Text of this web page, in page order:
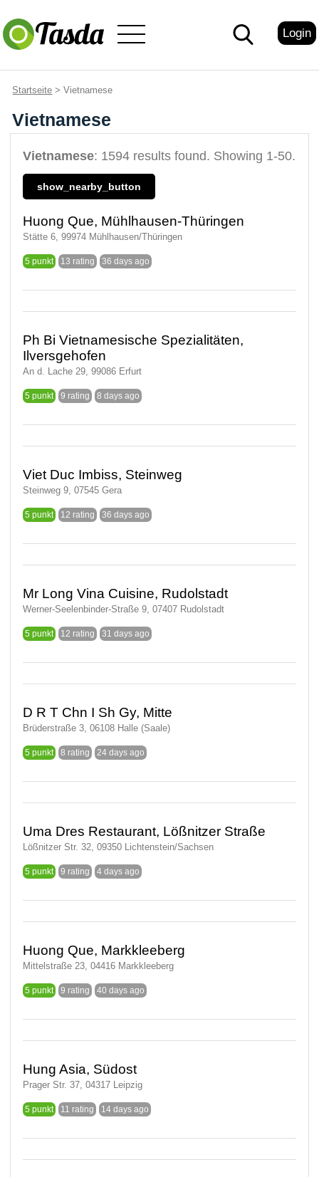
Login
Startseite > Vietnamese
Vietnamese
Vietnamese: 1594 results found. Showing 1-50.
show_nearby_button
Huong Que, Mühlhausen-Thüringen
Stätte 6, 99974 Mühlhausen/Thüringen
5 punkt 13 rating 36 days ago
Ph Bi Vietnamesische Spezialitäten,
Ilversgehofen
An d. Lache 29, 99086 Erfurt
5 punkt 9 rating 8 days ago
Viet Duc Imbiss, Steinweg
Steinweg 9, 07545 Gera
5 punkt 12 rating 36 days ago
Mr Long Vina Cuisine, Rudolstadt
Werner-Seelenbinder-Straße 9, 07407 Rudolstadt
5 punkt 12 rating 31 days ago
D R T Chn I Sh Gy, Mitte
Brüderstraße 3, 06108 Halle (Saale)
5 punkt 8 rating 24 days ago
Uma Dres Restaurant, Lößnitzer Straße
Lößnitzer Str. 32, 09350 Lichtenstein/Sachsen
5 punkt 9 rating 4 days ago
Huong Que, Markkleeberg
Mittelstraße 23, 04416 Markkleeberg
5 punkt 9 rating 40 days ago
Hung Asia, Südost
Prager Str. 37, 04317 Leipzig
5 punkt 11 rating 14 days ago